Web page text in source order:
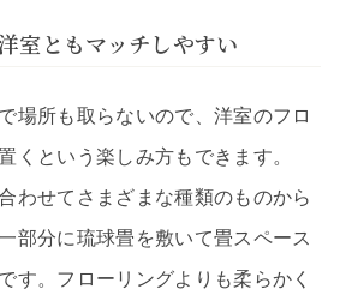
室ともマッチしやすい
場所も取らないので、洋室のフロ
くという楽しみ方もできます。
わせてさまざまな種類のものから
部分に琉球畳を敷いて畳スペース
す。フローリングよりも柔らかく